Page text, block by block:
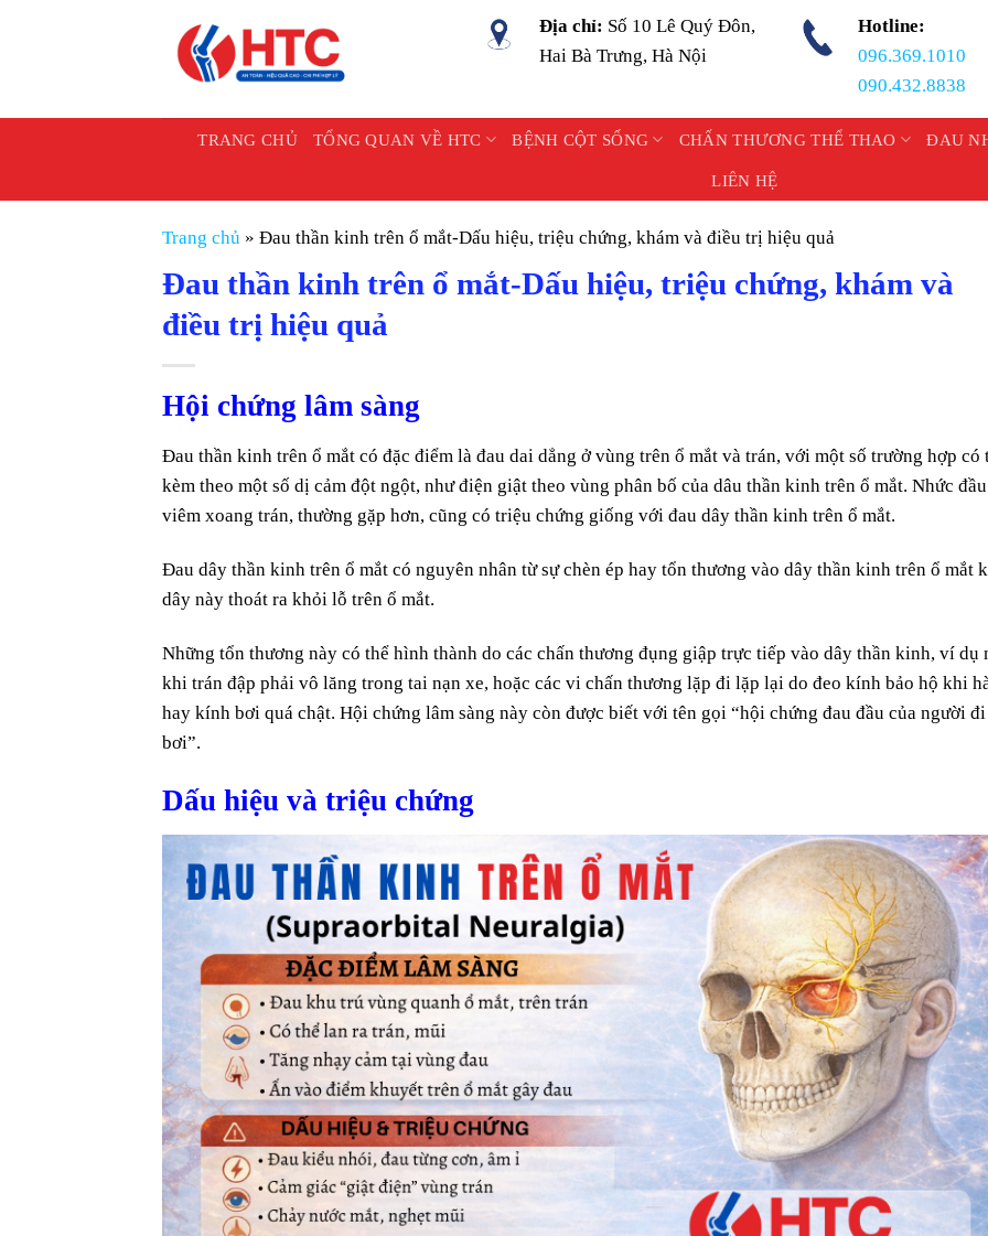
Địa chỉ: Số 10 Lê Quý Đôn,
Hai Bà Trưng, Hà Nội
Hotline:
096.369.1010
090.432.8838
TRANG CHỦ TỔNG QUAN VỀ HTC BỆNH CỘT SỐNG CHẤN THƯƠNG THỂ THAO ĐAU
LIÊN HỆ
Trang chủ » Đau thần kinh trên ổ mắt-Dấu hiệu, triệu chứng, khám và điều trị hiệu quả
Đau thần kinh trên ổ mắt-Dấu hiệu, triệu chứng, khám và
điều trị hiệu quả
Hội chứng lâm sàng
Đau thần kinh trên ổ mắt có đặc điểm là đau dai dẳng ở vùng trên ổ mắt và trán, với một số trường hợp có
kèm theo một số dị cảm đột ngột, như điện giật theo vùng phân bố của dâu thần kinh trên ổ mắt. Nhức
viêm xoang trán, thường gặp hơn, cũng có triệu chứng giống với đau dây thần kinh trên ổ mắt.
Đau dây thần kinh trên ổ mắt có nguyên nhân từ sự chèn ép hay tổn thương vào dây thần kinh trên ổ mắt
dây này thoát ra khỏi lỗ trên ổ mắt.
Những tổn thương này có thể hình thành do các chấn thương đụng giập trực tiếp vào dây thần kinh, ví dụ
khi trán đập phải vô lăng trong tai nạn xe, hoặc các vi chấn thương lặp đi lặp lại do đeo kính bảo hộ khi
hay kính bơi quá chật. Hội chứng lâm sàng này còn được biết với tên gọi “hội chứng đau đầu của người đi
bơi”.
Dấu hiệu và triệu chứng